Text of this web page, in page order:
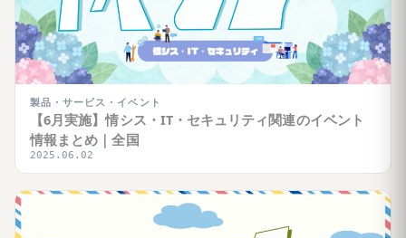
製品・サービス・イベント
【6月実施】情シス・IT・セキュリティ関連のイベント
情報まとめ｜全国
2025.06.02